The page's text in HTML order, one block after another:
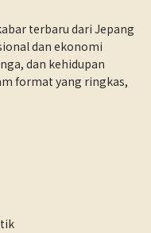
terbaru dari Jepang
dan ekonomi
dan kehidupan
format yang ringkas,